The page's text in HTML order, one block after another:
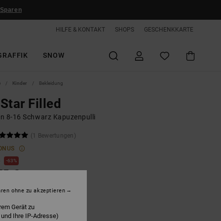
HILFE & KONTAKT SHOPS GESCHENKKARTE
SNOW
Kinder Bekleidung
Filled
8-16 Schwarz Kapuzenpulli
(1 Bewertungen)
63%
€
Gerät zu
Ihre IP-Adresse)
ohne zu akzeptieren